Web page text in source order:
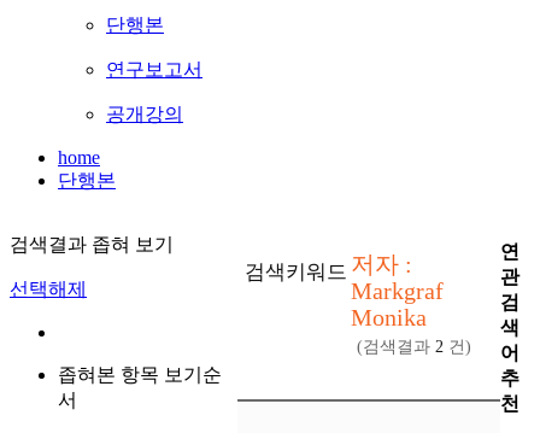
단행본
연구보고서
공개강의
home
단행본
검색결과 좁혀 보기
선택해제
좁혀본 항목 보기순
서
검색키워드 저자 :
Markgraf
Monika
(검색결과 2 건)
연
관
검
색
어
추
천